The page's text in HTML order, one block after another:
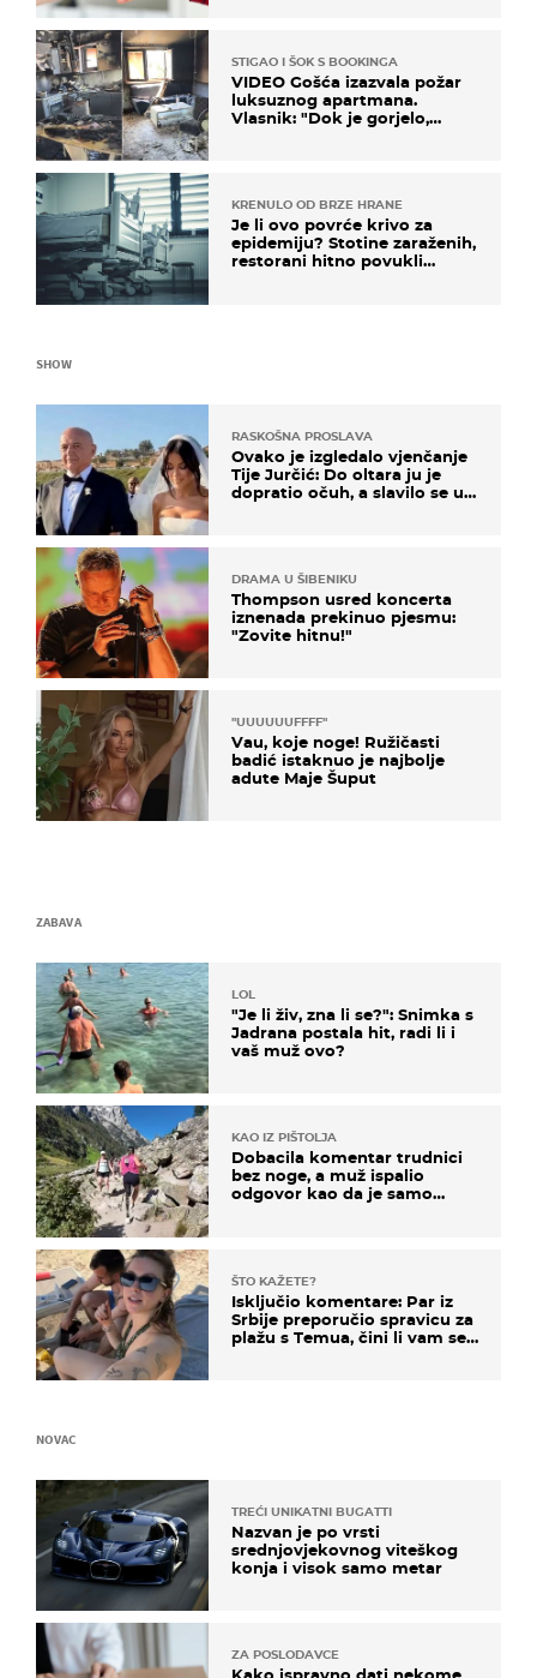
STIGAO I ŠOK S BOOKINGA
VIDEO Gošća izazvala požar
luksuznog apartmana.
Vlasnik: "Dok je gorjelo,
KRENULO OD BRZE HRANE
Je li ovo povrće krivo za
epidemiju? Stotine zaraženih,
restorani hitno povukli
SHOW
RASKOŠNA PROSLAVA
Ovako je izgledalo vjenčanje
Tije Jurčić: Do oltara ju je
dopratio očuh, a slavilo se uz
DRAMA U ŠIBENIKU
Thompson usred koncerta
iznenada prekinuo pjesmu:
"Zovite hitnu!"
"UUUUUUFFFF"
Vau, koje noge! Ružičasti
badić istaknuo je najbolje
adute Maje Šuput
ZABAVA
LOL
"Je li živ, zna li se?": Snimka s
Jadrana postala hit, radi li i
vaš muž ovo?
KAO IZ PIŠTOLJA
Dobacila komentar trudnici
bez noge, a muž ispalio
odgovor kao da je samo
ŠTO KAŽETE?
Isključio komentare: Par iz
Srbije preporučio spravicu za
plažu s Temua, čini li vam se
NOVAC
TREĆI UNIKATNI BUGATTI
Nazvan je po vrsti
srednjovjekovnog viteškog
konja i visok samo metar
ZA POSLODAVCE